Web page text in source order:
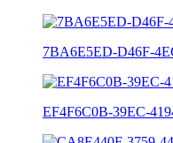
7BA6E5ED-D46F-
EF4F6C0B-39EC-